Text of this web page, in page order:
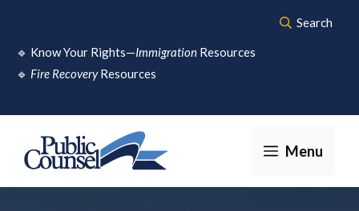
content
🔹 Know Your Rights—Immigration Resources
🔹 Fire RecoveryResources
Search
Menu